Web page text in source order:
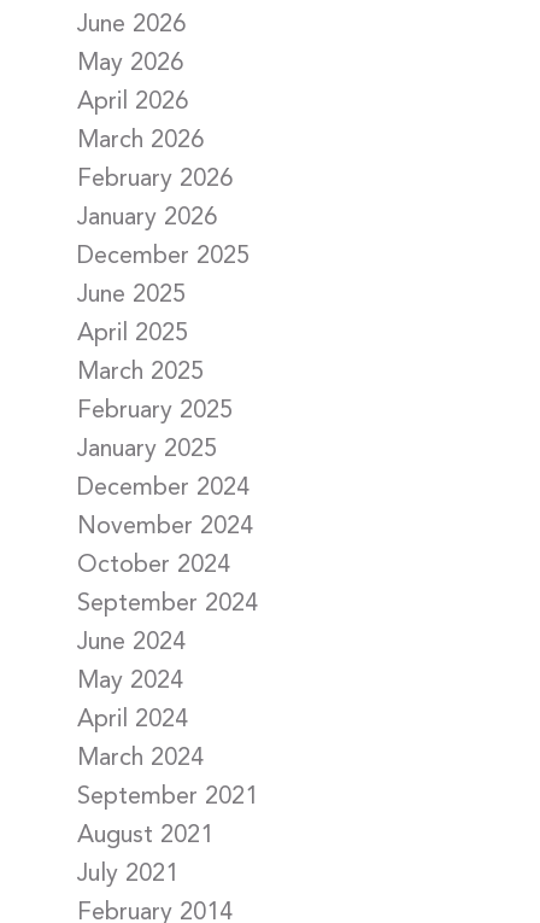
June 2026
May 2026
April 2026
March 2026
February 2026
January 2026
December 2025
June 2025
April 2025
March 2025
February 2025
January 2025
December 2024
November 2024
October 2024
September 2024
June 2024
May 2024
April 2024
March 2024
September 2021
August 2021
July 2021
February 2014